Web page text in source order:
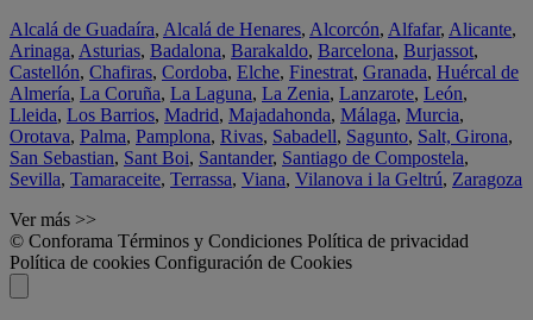
Alcalá de Guadaíra, Alcalá de Henares, Alcorcón, Alfafar, Alicante,
Arinaga, Asturias, Badalona, Barakaldo, Barcelona, Burjassot,
Castellón, Chafiras, Cordoba, Elche, Finestrat, Granada, Huércal de
Almería, La Coruña, La Laguna, La Zenia, Lanzarote, León,
Lleida, Los Barrios, Madrid, Majadahonda, Málaga, Murcia,
Orotava, Palma, Pamplona, Rivas, Sabadell, Sagunto, Salt, Girona,
San Sebastian, Sant Boi, Santander, Santiago de Compostela,
Sevilla, Tamaraceite, Terrassa, Viana, Vilanova i la Geltrú, Zaragoza
Ver más >>
© Conforama Términos y Condiciones Política de privacidad
Política de cookies Configuración de Cookies